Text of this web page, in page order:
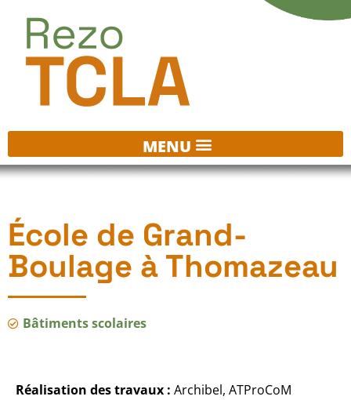
École de Grand-
Boulage à Thomazeau
Bâtiments scolaires
Réalisation des travaux : Archibel, ATProCoM